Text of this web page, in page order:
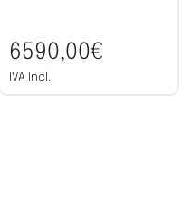
6590,00€
IVA Incl.